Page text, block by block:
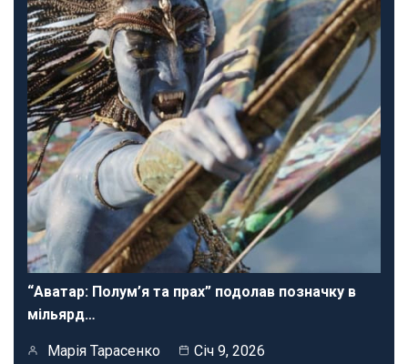
“Аватар: Полум’я та прах” подолав позначку в
мільярд…
Марія Тарасенко Січ 9, 2026